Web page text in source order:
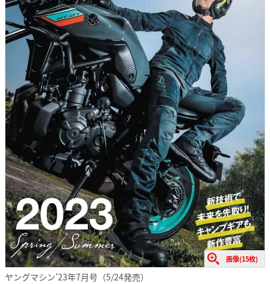
画像(15枚)
ヤングマシン’23年7月号（5/24発売）